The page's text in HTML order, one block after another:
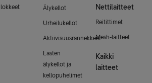
Älykellot
Urheilukellot
Aktiivisuusrannekkeet
Lasten
älykellot ja
kellopuhelimet
Nettilaitteet
Reitittimet
Mesh-laitteet
Kaikki
laitteet